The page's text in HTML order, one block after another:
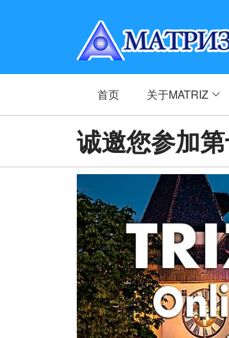
首页 关于MATRIZ
诚邀您参加